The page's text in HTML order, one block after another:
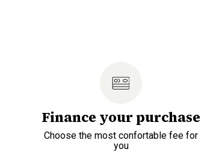
Finance your purchase
Choose the most confortable fee for
you